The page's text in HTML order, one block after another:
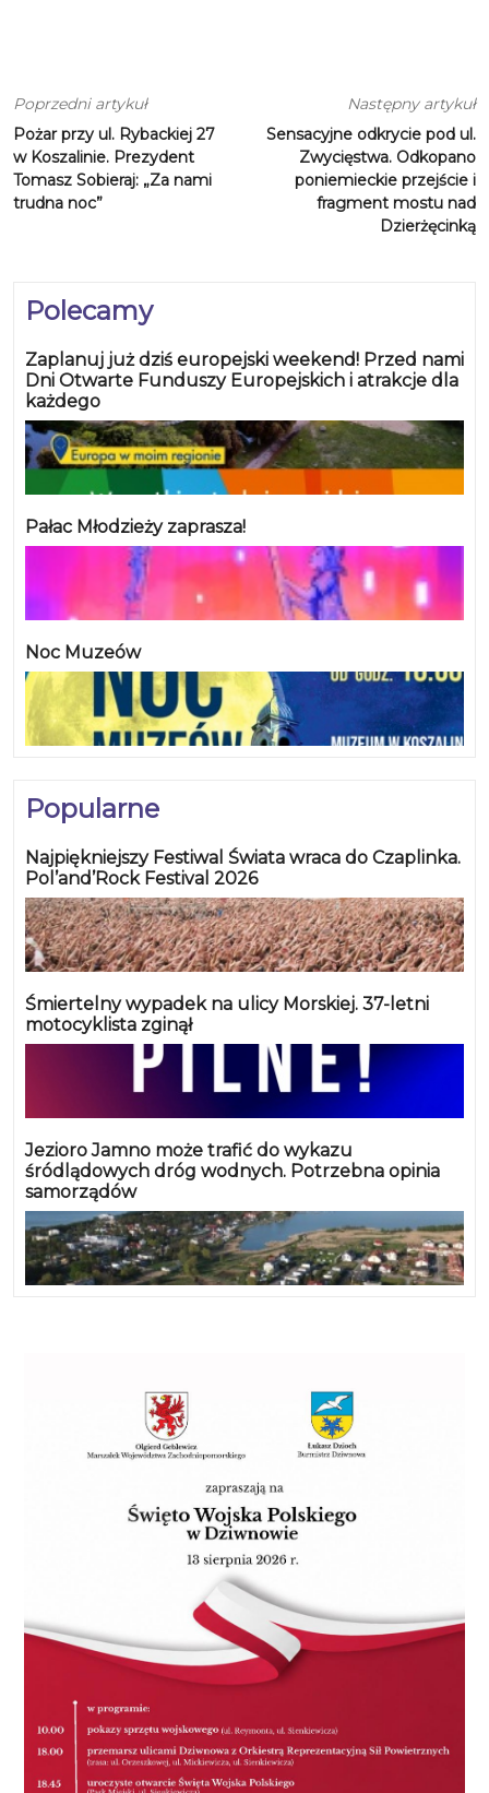
Polecamy
Zaplanuj już dziś europejski weekend! Przed nami
Dni Otwarte Funduszy Europejskich i atrakcje dla
każdego
Pałac Młodzieży zaprasza!
Noc Muzeów
Popularne
Najpiękniejszy Festiwal Świata wraca do Czaplinka.
Pol’and’Rock Festival 2026
Śmiertelny wypadek na ulicy Morskiej. 37-letni
motocyklista zginął
Jezioro Jamno może trafić do wykazu
śródlądowych dróg wodnych. Potrzebna opinia
samorządów
Poprzedni artykuł
Pożar przy ul. Rybackiej 27
w Koszalinie. Prezydent
Tomasz Sobieraj: „Za nami
trudna noc”
Następny artykuł
Sensacyjne odkrycie pod ul.
Zwycięstwa. Odkopano
poniemieckie przejście i
fragment mostu nad
Dzierżęcinką